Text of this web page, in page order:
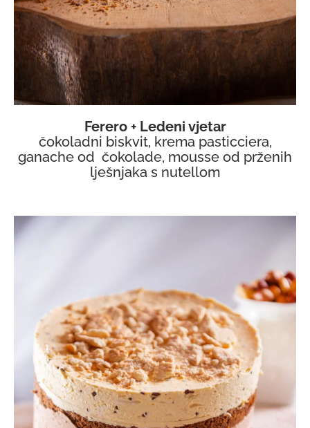
Ferero + Ledeni vjetar
čokoladni biskvit, krema pasticciera,
ganache od čokolade, mousse od prženih
lješnjaka s nutellom